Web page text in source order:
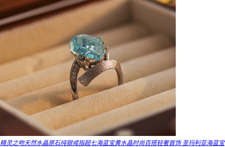
精灵之吻天然水晶原石纯银戒指超七海蓝宝黄水晶时尚百搭轻奢首饰 圣玛利亚海蓝宝